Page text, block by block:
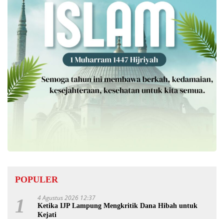
POPULER
1 4 Agustus 2026 12:37
Ketika IJP Lampung Mengkritik Dana Hibah untuk
Kejati